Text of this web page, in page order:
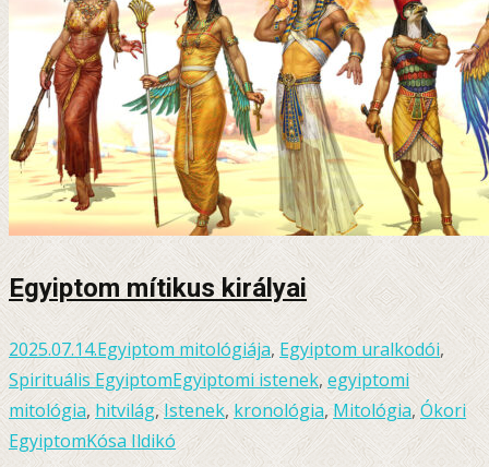
Egyiptom mítikus királyai
2025.07.14.Egyiptom mitológiája, Egyiptom uralkodói,
Spirituális EgyiptomEgyiptomi istenek,egyiptomi
mitológia, hitvilág,Istenek,kronológia,Mitológia,Ókori
EgyiptomKósa Ildikó